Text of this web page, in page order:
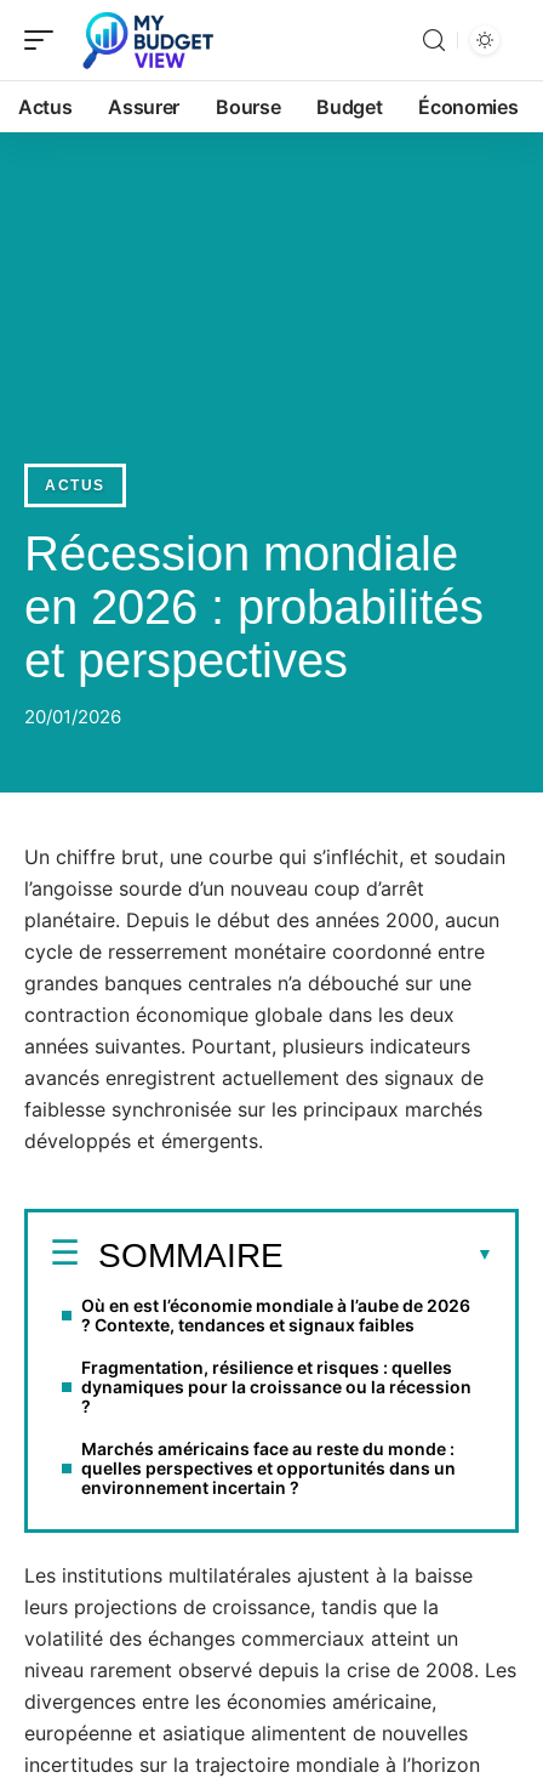
Actus Assurer Bourse Budget Économies
ACTUS
Récession mondiale
en 2026 : probabilités
et perspectives
20/01/2026
Un chiffre brut, une courbe qui s’infléchit, et soudain
l’angoisse sourde d’un nouveau coup d’arrêt
planétaire. Depuis le début des années 2000, aucun
cycle de resserrement monétaire coordonné entre
grandes banques centrales n’a débouché sur une
contraction économique globale dans les deux
années suivantes. Pourtant, plusieurs indicateurs
avancés enregistrent actuellement des signaux de
faiblesse synchronisée sur les principaux marchés
développés et émergents.
SOMMAIRE
Où en est l’économie mondiale à l’aube de 2026
? Contexte, tendances et signaux faibles
Fragmentation, résilience et risques : quelles
dynamiques pour la croissance ou la récession
?
Marchés américains face au reste du monde :
quelles perspectives et opportunités dans un
environnement incertain ?
Les institutions multilatérales ajustent à la baisse
leurs projections de croissance, tandis que la
volatilité des échanges commerciaux atteint un
niveau rarement observé depuis la crise de 2008. Les
divergences entre les économies américaine,
européenne et asiatique alimentent de nouvelles
incertitudes sur la trajectoire mondiale à l’horizon